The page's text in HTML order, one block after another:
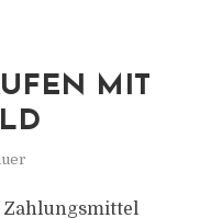
MIT
Zahlungsmittel